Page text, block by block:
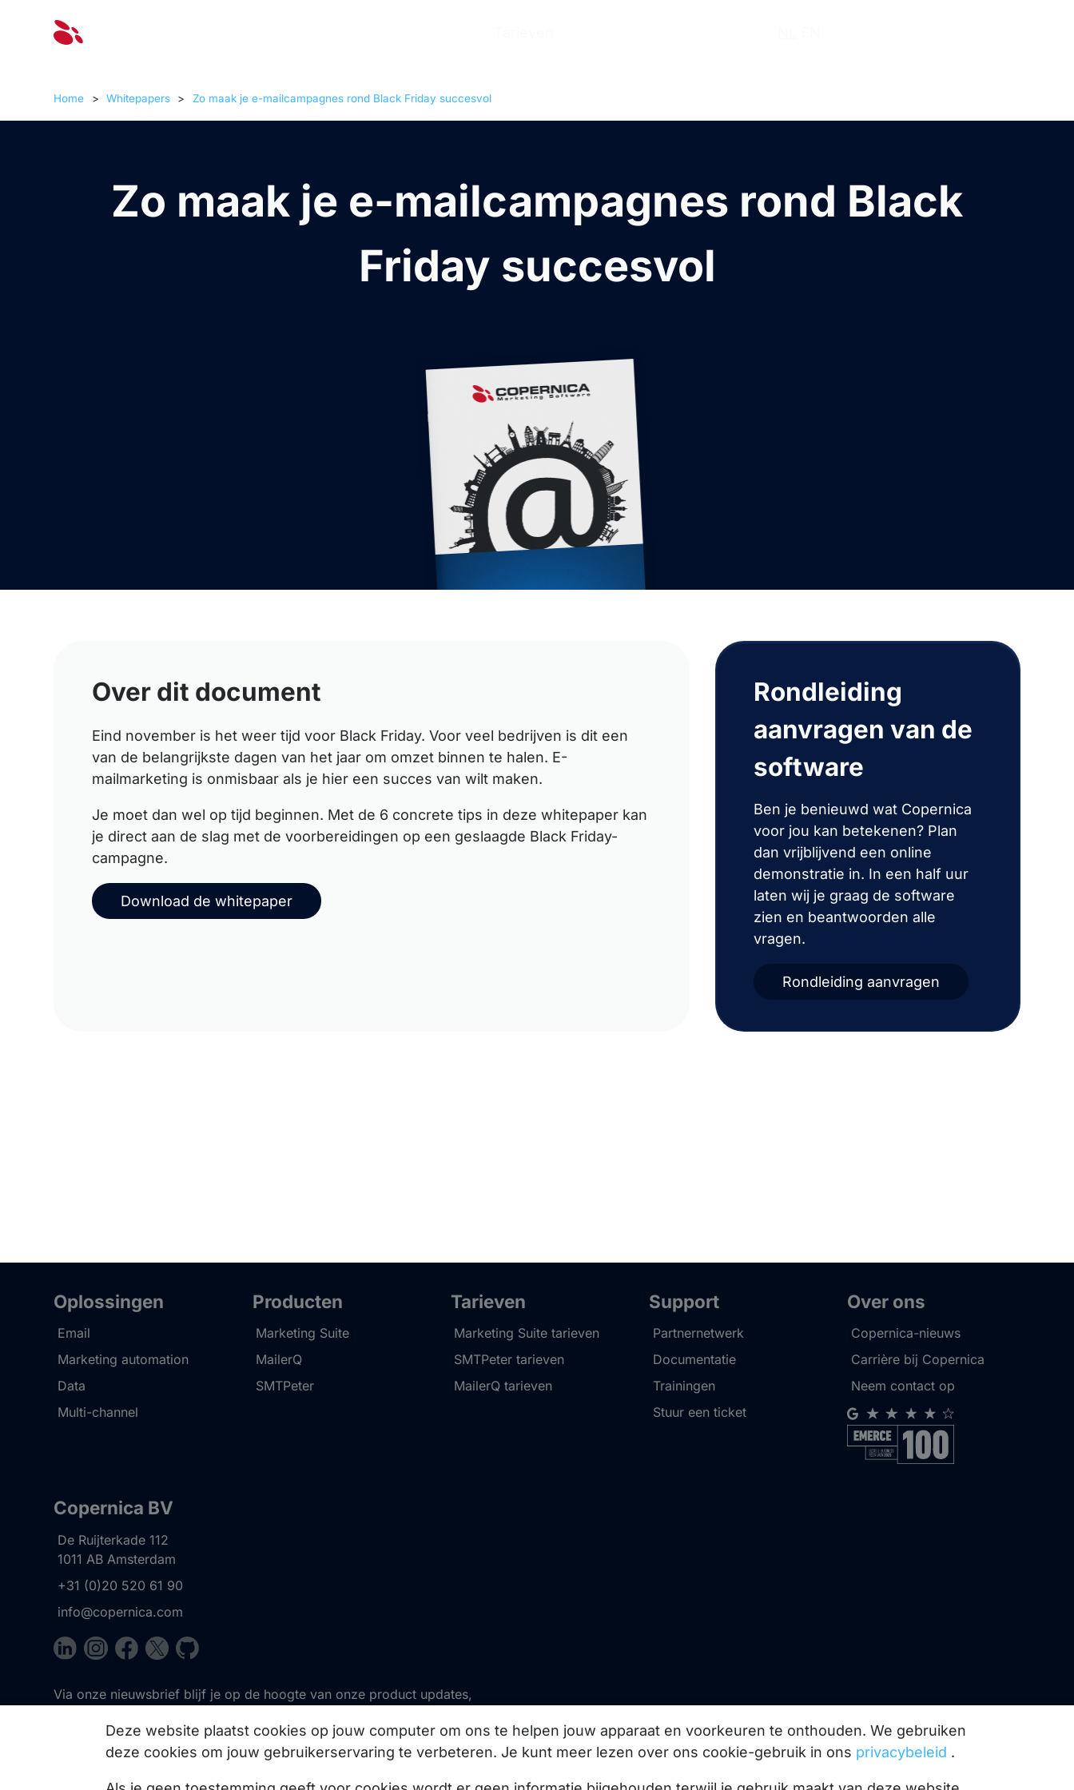
Home > Whitepapers > Zo maak je e-mailcampagnes rond Black Friday succesvol
Zo maak je e-mailcampagnes rond Black
Friday succesvol
Over dit document
Eind november is het weer tijd voor Black Friday. Voor veel bedrijven is dit een
van de belangrijkste dagen van het jaar om omzet binnen te halen. E-
mailmarketing is onmisbaar als je hier een succes van wilt maken.
Je moet dan wel op tijd beginnen. Met de 6 concrete tips in deze whitepaper kan
je direct aan de slag met de voorbereidingen op een geslaagde Black Friday-
campagne.
Download de whitepaper
Rondleiding
aanvragen van de
software
Ben je benieuwd wat Copernica
voor jou kan betekenen? Plan
dan vrijblijvend een online
demonstratie in. In een half uur
laten wij je graag de software
zien en beantwoorden alle
vragen.
Rondleiding aanvragen
Oplossingen
Email
Marketing automation
Data
Multi-channel
Producten
Marketing Suite
MailerQ
SMTPeter
Tarieven
Marketing Suite tarieven
SMTPeter tarieven
MailerQ tarieven
Support
Partnernetwerk
Documentatie
Trainingen
Stuur een ticket
Over ons
Copernica-nieuws
Carrière bij Copernica
Neem contact op
Copernica BV
De Ruijterkade 112
1011 AB Amsterdam
+31 (0)20 520 61 90
info@copernica.com
Via onze nieuwsbrief blijf je op de hoogte van onze product updates,
Abonneer
Deze website plaatst cookies op jouw computer om ons te helpen jouw apparaat en voorkeuren te onthouden. We gebruiken
deze cookies om jouw gebruikerservaring te verbeteren. Je kunt meer lezen over ons cookie-gebruik in ons privacybeleid .